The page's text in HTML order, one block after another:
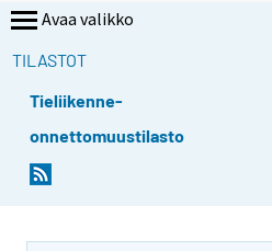
Avaa valikko
TILASTOT
Tieliikenne-
onnettomuustilasto